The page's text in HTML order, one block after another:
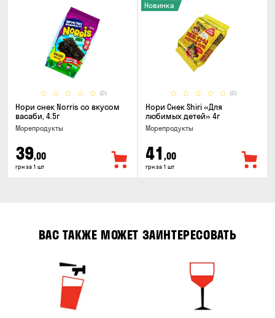
(0)
Нори снек Norris со вкусом
васаби, 4.5г
Морепродукты
39,00
грн за 1 шт
(0)
Новинка
Нори Снек Shiri «Для
любимых детей» 4г
Морепродукты
41 ,00
грн за 1 шт
ВАС ТАКЖЕ МОЖЕТ ЗАИНТЕРЕСОВАТЬ